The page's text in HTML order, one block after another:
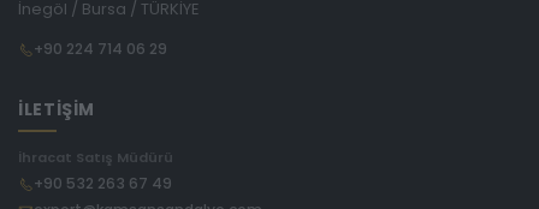
İnegöl / Bursa / TÜRKİYE
+90 224 714 06 29
İLETİŞİM
İhracat Satış Müdürü
+90 532 263 67 49